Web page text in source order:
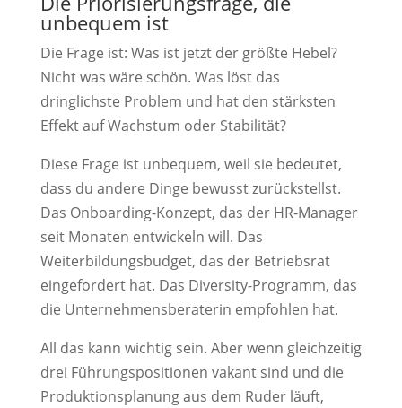
unbequem ist
Die Frage ist: Was ist jetzt der größte Hebel?
Nicht was wäre schön. Was löst das
dringlichste Problem und hat den stärksten
Effekt auf Wachstum oder Stabilität?
Diese Frage ist unbequem, weil sie bedeutet,
dass du andere Dinge bewusst zurückstellst.
Das Onboarding-Konzept, das der HR-Manager
seit Monaten entwickeln will. Das
Weiterbildungsbudget, das der Betriebsrat
eingefordert hat. Das Diversity-Programm, das
die Unternehmensberaterin empfohlen hat.
All das kann wichtig sein. Aber wenn gleichzeitig
drei Führungspositionen vakant sind und die
Produktionsplanung aus dem Ruder läuft,